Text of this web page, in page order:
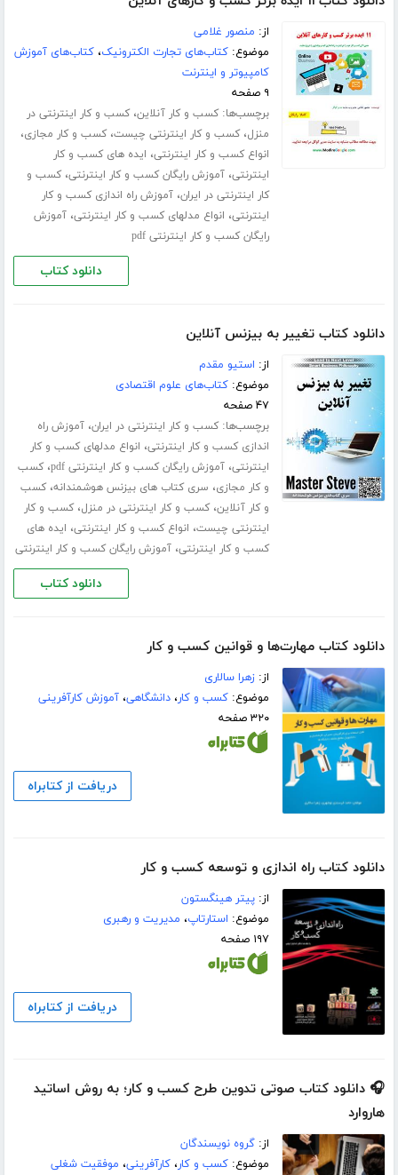
از: منصور غلامی
موضوع:کتاب‌های تجارت الکترونیک،کتاب‌های آموزش
کامپیوتر و اینترنت
۹ صفحه
برچسب‌ها:کسب و کار آنلاین،کسب و کار اینترنتی در
منزل،کسب و کار اینترنتی چیست،کسب و کار مجازی،
انواع کسب و کار اینترنتی، ایده های کسب و کار
اینترنتی،آموزش رایگان کسب و کار اینترنتی،کسب و
کار اینترنتی در ایران،آموزش راه اندازی کسب و کار
اینترنتی، انواع مدلهای کسب و کار اینترنتی،آموزش
رایگان کسب و کار اینترنتی pdf
دانلود کتاب
دانلود کتاب تغییر به بیزنس آنلاین
از: استیو مقدم
موضوع:کتاب‌های علوم اقتصادی
۴۷ صفحه
برچسب‌ها:کسب و کار اینترنتی در ایران،آموزش راه
اندازی کسب و کار اینترنتی، انواع مدلهای کسب و کار
اینترنتی،آموزش رایگان کسب و کار اینترنتی pdf ،کسب
و کار مجازی، سری کتاب های بیزنس هوشمندانه،کسب
و کار آنلاین،کسب و کار اینترنتی در منزل،کسب و کار
اینترنتی چیست، انواع کسب و کار اینترنتی، ایده های
کسب و کار اینترنتی،آموزش رایگان کسب و کار اینترنتی
دانلود کتاب
دانلود کتاب مهارت‌ها و قوانین کسب و کار
از:زهرا سالاری
موضوع:کسب و کار،دانشگاهی،آموزش کارآفرینی
۳۲۰ صفحه
دریافت از کتابراه
دانلود کتاب راه اندازی و توسعه کسب و کار
از:پیتر هینگستون
موضوع: استارتاپ، مدیریت و رهبری
۱۹۷ صفحه
دریافت از کتابراه
🎧 دانلود کتاب صوتی تدوین طرح کسب و کار؛ به روش اساتید
هاروارد
از:گروه نویسندگان
موضوع:کسب و کار،کارآفرینی، موفقیت شغلی